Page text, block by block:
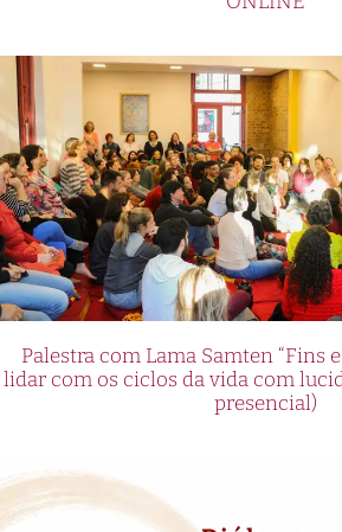
Palestra com Lama Samten “Fins
lidar com os ciclos da vida com
presencial)